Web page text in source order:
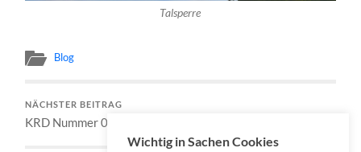
Talsperre
Blog
NÄCHSTER BEITRAG
KRD Nummer 016
Wichtig in Sachen Cookies